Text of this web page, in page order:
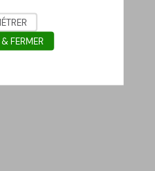
FERMER